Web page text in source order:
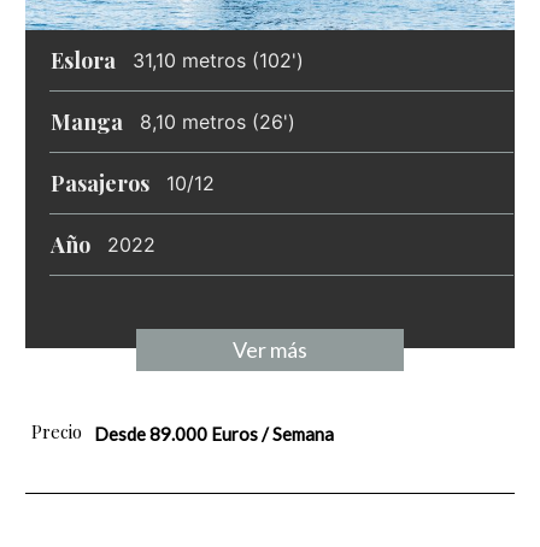
Eslora 31,10 metros (102')
Manga 8,10 metros (26')
Pasajeros 10/12
Año 2022
Ver más
Precio Desde 89.000 Euros / Semana